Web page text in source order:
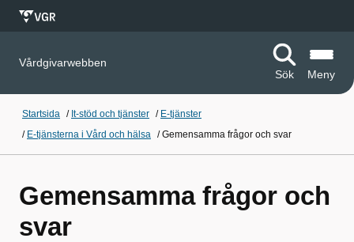
Vårdgivarwebben
Sök
Meny
Startsida / It-stöd och tjänster / E-tjänster
/ E-tjänsterna i Vård och hälsa /Gemensamma frågor och svar
Gemensamma frågor och
svar